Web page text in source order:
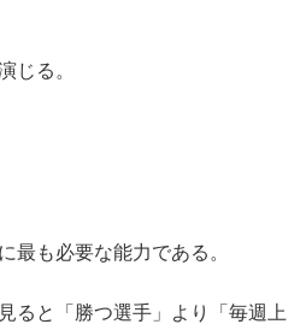
じる。
最も必要な能力である。
ると「勝つ選手」より「毎週上